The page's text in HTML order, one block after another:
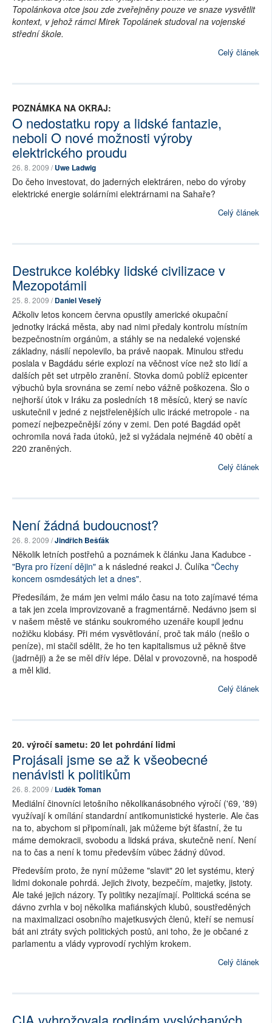
Topolánkova otce jsou zde zveřejněny pouze ve snaze vysvětlit
kontext, v jehož rámci Mirek Topolánek studoval na vojenské
střední škole.
Celý článek
POZNÁMKA NA OKRAJ:
O nedostatku ropy a lidské fantazie,
neboli O nové možnosti výroby
elektrického proudu
26. 8. 2009 /Uwe Ladwig
Do čeho investovat, do jaderných elektráren, nebo do výroby
elektrické energie solárními elektrárnami na Sahaře?
Celý článek
Destrukce kolébky lidské civilizace v
Mezopotámii
25. 8. 2009 /Daniel Veselý
Ačkoliv letos koncem června opustily americké okupační
jednotky irácká města, aby nad nimi předaly kontrolu místním
bezpečnostním orgánům, a stáhly se na nedaleké vojenské
základny, násilí nepolevilo, ba právě naopak. Minulou středu
poslala v Bagdádu série explozí na věčnost více než sto lidí a
dalších pět set utrpělo zranění. Stovka domů poblíž epicenter
výbuchů byla srovnána se zemí nebo vážně poškozena. Šlo o
nejhorší útok v Iráku za posledních 18 měsíců, který se navíc
uskutečnil v jedné z nejstřelenějších ulic irácké metropole - na
pomezí nejbezpečnější zóny v zemi. Den poté Bagdád opět
ochromila nová řada útoků, jež si vyžádala nejméně 40 obětí a
220 zraněných.
Celý článek
Není žádná budoucnost?
26. 8. 2009 /Jindřich Bešťák
Několik letních postřehů a poznámek k článku Jana Kadubce -
"Byra pro řízení dějin" a k následné reakci J. Čulíka "Čechy
koncem osmdesátých let a dnes".
Předesílám, že mám jen velmi málo času na toto zajímavé téma
a tak jen zcela improvizovaně a fragmentárně. Nedávno jsem si
v našem městě ve stánku soukromého uzenáře koupil jednu
nožičku klobásy. Při mém vysvětlování, proč tak málo (nešlo o
peníze), mi stačil sdělit, že ho ten kapitalismus už pěkně štve
(jadrněji) a že se měl dřív lépe. Dělal v provozovně, na hospodě
a měl klid.
Celý článek
20. výročí sametu: 20 let pohrdání lidmi
Projásali jsme se až k všeobecné
nenávisti k politikům
26. 8. 2009 /Luděk Toman
Mediální činovníci letošního několikanásobného výročí ('69, '89)
využívají k omílání standardní antikomunistické hysterie. Ale čas
na to, abychom si připomínali, jak můžeme být šťastní, že tu
máme demokracii, svobodu a lidská práva, skutečně není. Není
na to čas a není k tomu především vůbec žádný důvod.
Především proto, že nyní můžeme "slavit" 20 let systému, který
lidmi dokonale pohrdá. Jejich životy, bezpečím, majetky, jistoty.
Ale také jejich názory. Ty politiky nezajímají. Politická scéna se
dávno zvrhla v boj několika mafiánských klubů, soustředěných
na maximalizaci osobního majetkusvých členů, kteří se nemusí
bát ani ztráty svých politických postů, ani toho, že je občané z
parlamentu a vlády vyprovodí rychlým krokem.
Celý článek